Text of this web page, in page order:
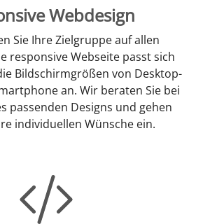
Webdesign
Sie Ihre Zielgruppe auf allen
responsive Webseite passt sich
Bildschirmgrößen von Desktop-
an. Wir beraten Sie bei
passenden Designs und gehen
individuellen Wünsche ein.